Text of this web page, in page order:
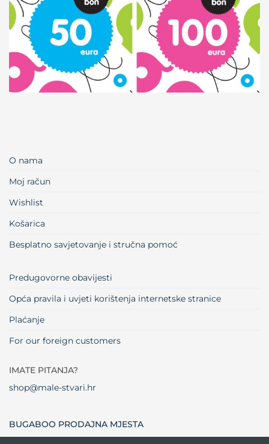
O nama
Moj račun
Wishlist
Košarica
Besplatno savjetovanje i stručna pomoć
Predugovorne obavijesti
Opća pravila i uvjeti korištenja internetske stranice
Plaćanje
For our foreign customers
IMATE PITANJA?
shop@male-stvari.hr
BUGABOO PRODAJNA MJESTA